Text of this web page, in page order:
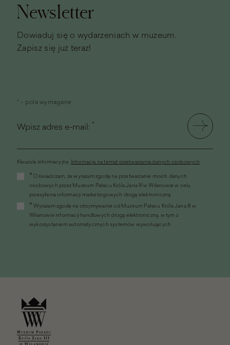
Newsletter
Dowiaduj się o wydarzeniach w muzeum.
Zapisz się już teraz!
* - pola wymagane
Wpisz adres e-mail: *
Klauzula informacyjna. Informacja na temat przetwarzania danych osobowych
otworzy
nowym
oknie)
* Oświadczam, że wyrażam zgodę na przetwarzanie moich danych
osobowych przez Muzeum Pałacu Króla Jana III w Wilanowie w celu
przesyłania informacji marketingowych drogą elektroniczną
* Wyrażam zgodę na otrzymywanie od Muzeum Pałacu Króla Jana III w
Wilanowie informacji handlowych drogą elektroniczną, w tym z
wykorzystaniem automatycznych systemów wywołujących